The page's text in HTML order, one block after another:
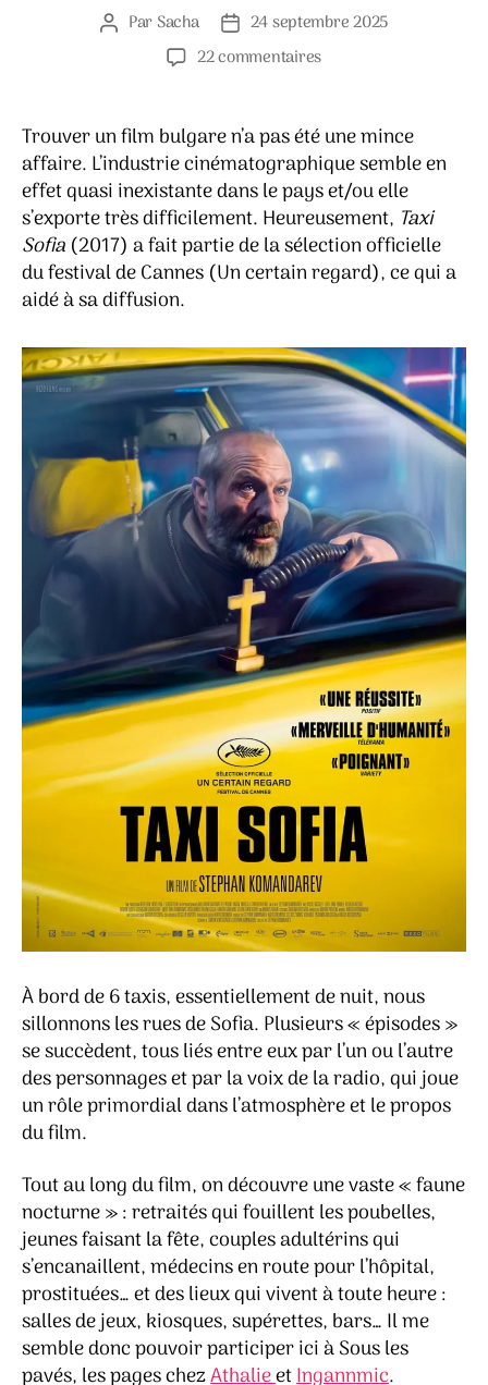
Auteur
ParSacha
Date
de
l’article
24 septembre 2025
22 commentairessur
–
Stephan
Komandarev
Trouver un film bulgare n’a pas été une mince
affaire. L’industrie cinématographique semble en
effet quasi inexistante dans le pays et/ou elle
s’exporte très difficilement. Heureusement, Taxi
Sofia (2017) a fait partie de la sélection officielle
du festival de Cannes (Un certain regard), ce qui a
aidé à sa diffusion.
À bord de 6 taxis, essentiellement de nuit, nous
sillonnons les rues de Sofia. Plusieurs « épisodes »
se succèdent, tous liés entre eux par l’un ou l’autre
des personnages et par la voix de la radio, qui joue
un rôle primordial dans l’atmosphère et le propos
du film.
Tout au long du film, on découvre une vaste « faune
nocturne » : retraités qui fouillent les poubelles,
jeunes faisant la fête, couples adultérins qui
s’encanaillent, médecins en route pour l’hôpital,
prostituées… et des lieux qui vivent à toute heure :
salles de jeux, kiosques, supérettes, bars… Il me
semble donc pouvoir participer ici à Sous les
pavés, les pages chezAthalieetIngannmic.